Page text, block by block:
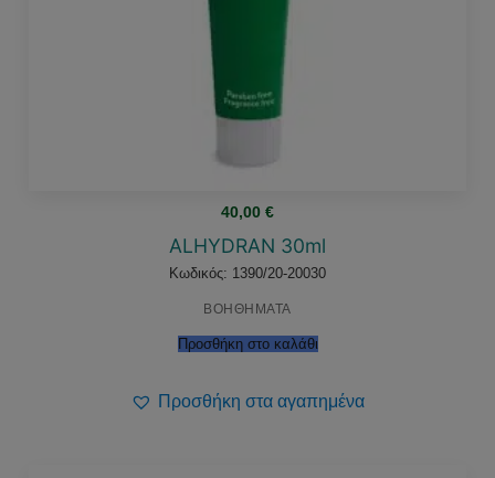
40,00 €
ALHYDRAN 30ml
Κωδικός: 1390/20-20030
ΒΟΗΘΗΜΑΤΑ
Προσθήκη στο καλάθι
Προσθήκη στα αγαπημένα